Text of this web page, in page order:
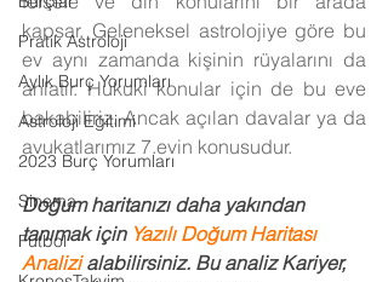
Pratik Astroloji
Aylık Burç Yorumları
Astroloji Eğitimi
2023 Burç Yorumları
Sinema
Futbol
kapsar. Geleneksel astrolojiye göre bu
ev aynı zamanda kişinin rüyalarını da
anlatır. Hukuki konular için de bu eve
bakabiliriz. Ancak açılan davalar ya da
avukatlarımız 7.evin konusudur.
Doğum haritanızı daha yakından
tanımak için Yazılı Doğum Haritası
Analizi alabilirsiniz. Bu analiz Kariyer,